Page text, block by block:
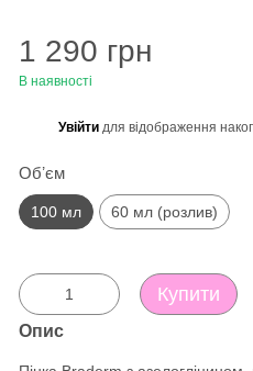
1 290 грн
В наявності
Увійти для відображення
Обʼєм
100 мл 60 мл (розлив)
Купити
Опис